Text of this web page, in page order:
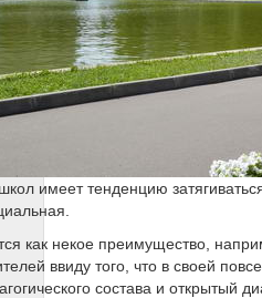
имеет тенденцию
как некое преимущество,
ввиду того, что в своей
состава и открытый